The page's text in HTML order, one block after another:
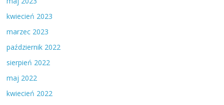
kwiecień 2023
marzec 2023
październik 2022
sierpień 2022
maj 2022
kwiecień 2022